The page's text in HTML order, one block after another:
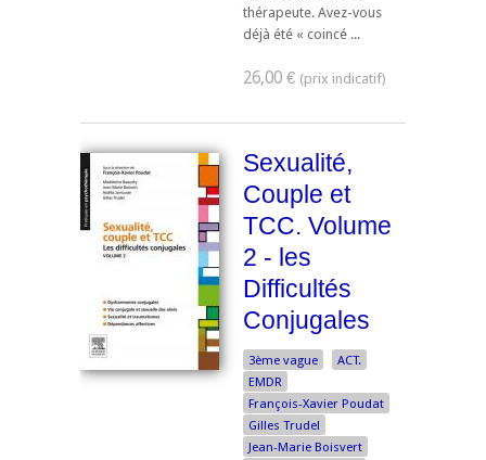
thérapeute. Avez-vous
déjà été « coincé ...
26,00 €
Sexualité,
Couple et
TCC. Volume
2 - les
Difficultés
Conjugales
3ème vague
ACT.
EMDR
François-Xavier Poudat
Gilles Trudel
Jean-Marie Boisvert